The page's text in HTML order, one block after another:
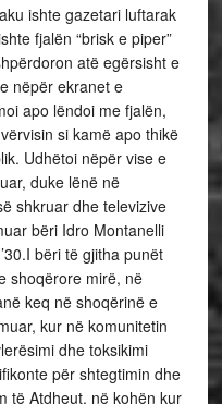
ishte gazetari luftarak
fjalën “brisk e piper”
atë egërsisht e
nëpër ekranet e
apo lëndoi me fjalën,
si kamë apo thikë
Udhëtoi nëpër vise e
duke lënë në
shkruar dhe televizive
bëri Idro Montanelli
bëri të gjitha punët
shoqërore mirë, në
keq në shoqërinë e
kur në komunitetin
dhe toksikimi
për shtegtimin dhe
të Atdheut, në kohën kur